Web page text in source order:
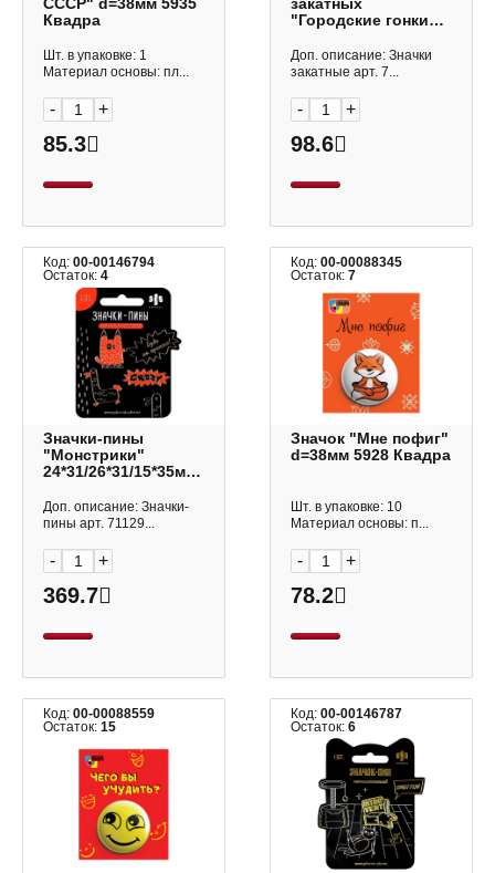
Квадра
Шт. в упаковке: 1
Материал основы: пл...
- +
85.3
"Городские гонки"
3шт 71109 Феникс+
Доп. описание: Значки
закатные арт. 7...
- +
98.6
Код: 00-00146794
Остаток: 4
Значки-пины
"Монстрики"
24*31/26*31/15*35мм,
Феникс+
Доп. описание: Значки-
пины арт. 71129...
- +
369.7
Код:00-00088345
Остаток:7
Значок "Мне пофиг"
d=38мм 5928 Квадра
Шт. в упаковке: 10
Материал основы: п...
- +
78.2
Код: 00-00088559
Остаток: 15
Код:00-00146787
Остаток:6